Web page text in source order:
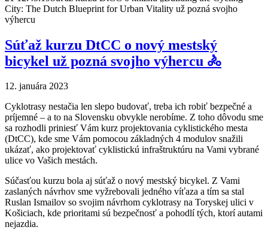
City: The Dutch Blueprint for Urban Vitality už pozná svojho
výhercu
Súťaž kurzu DtCC o nový mestský
bicykel už pozná svojho výhercu 🚴
12. januára 2023
Cyklotrasy nestačia len slepo budovať, treba ich robiť bezpečné a
príjemné – a to na Slovensku obvykle nerobíme. Z toho dôvodu sme
sa rozhodli priniesť Vám kurz projektovania cyklistického mesta
(DtCC), kde sme Vám pomocou základných 4 modulov snažili
ukázať, ako projektovať cyklistickú infraštruktúru na Vami vybrané
ulice vo Vašich mestách.
Súčasťou kurzu bola aj súťaž o nový mestský bicykel. Z Vami
zaslaných návrhov sme vyžrebovali jedného víťaza a tím sa stal
Ruslan Ismailov so svojim návrhom cyklotrasy na Toryskej ulici v
Košiciach, kde prioritami sú bezpečnosť a pohodlí tých, ktorí autami
nejazdia.